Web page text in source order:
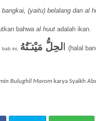
(yaitu) belalang dan al
bahwa al huutadalah ikan.
ini, الحِلُّ مَيْتـَتُهُ
(halal
Bulughil Maromkarya Syaikh